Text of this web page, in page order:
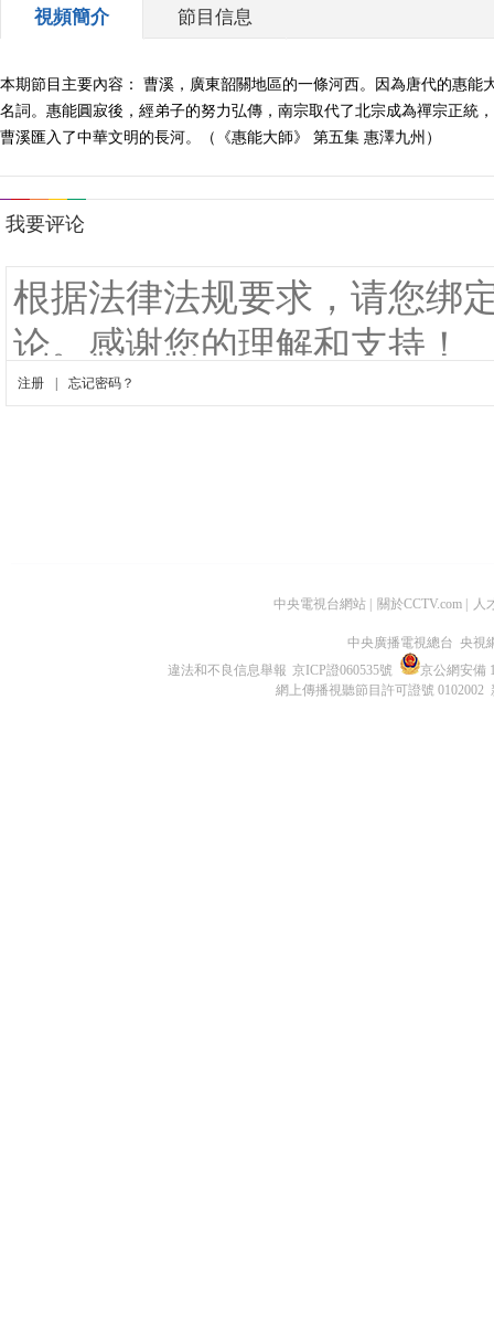
視頻簡介 節目信息
本期節目主要內容： 曹溪，廣東韶關地區的一條河西。因為唐代的惠
名詞。惠能圓寂後，經弟子的努力弘傳，南宗取代了北宗成為禪宗正統
曹溪匯入了中華文明的長河。（《惠能大師》 第五集 惠澤九州）
中央電視台網站 關於CCTV.com 人
中央廣播電視總台 央視
違法和不良信息舉報 京ICP證060535號
京公網安備
網上傳播視聽節目許可證號 0102002